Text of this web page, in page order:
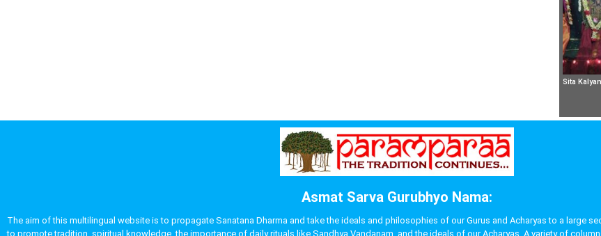
Sita
Asmat Sarva Gurubhyo Nama:
The aim of this multilingual website is to propagate Sanatana Dharma and take the ideals and philosophies of our Gurus and Acharyas to a large
to promote tradition, spiritual knowledge, the importance of daily rituals like Sandhya Vandanam, and the ideals of our Acharyas. A variety of